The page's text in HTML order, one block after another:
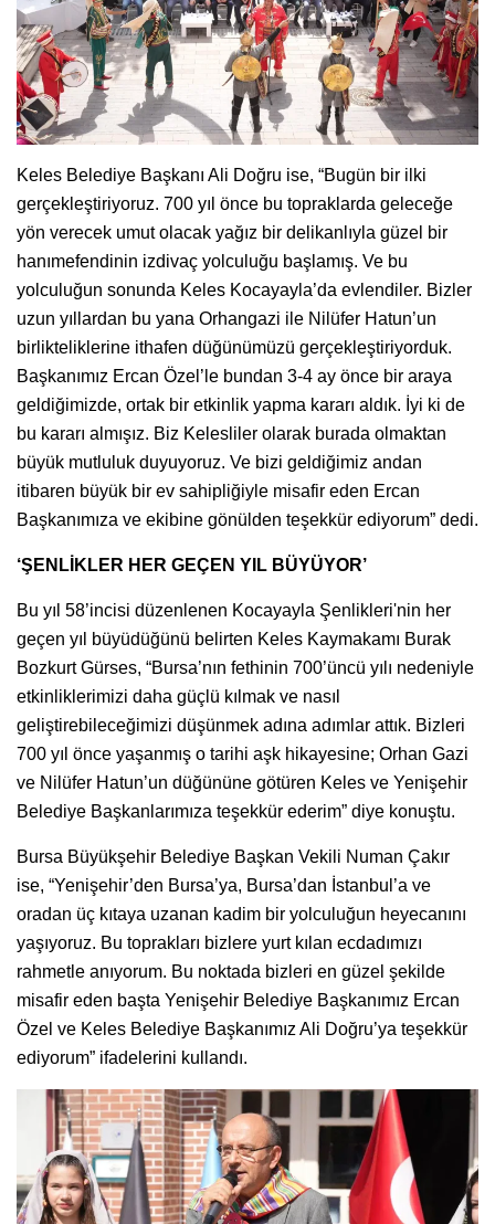
Keles Belediye Başkanı Ali Doğru ise, “Bugün bir ilki
gerçekleştiriyoruz. 700 yıl önce bu topraklarda geleceğe
yön verecek umut olacak yağız bir delikanlıyla güzel bir
hanımefendinin izdivaç yolculuğu başlamış. Ve bu
yolculuğun sonunda Keles Kocayayla’da evlendiler. Bizler
uzun yıllardan bu yana Orhangazi ile Nilüfer Hatun’un
birlikteliklerine ithafen düğünümüzü gerçekleştiriyorduk.
Başkanımız Ercan Özel’le bundan 3-4 ay önce bir araya
geldiğimizde, ortak bir etkinlik yapma kararı aldık. İyi ki de
bu kararı almışız. Biz Kelesliler olarak burada olmaktan
büyük mutluluk duyuyoruz. Ve bizi geldiğimiz andan
itibaren büyük bir ev sahipliğiyle misafir eden Ercan
Başkanımıza ve ekibine gönülden teşekkür ediyorum” dedi.
‘ŞENLİKLER HER GEÇEN YIL BÜYÜYOR’
Bu yıl 58’incisi düzenlenen Kocayayla Şenlikleri'nin her
geçen yıl büyüdüğünü belirten Keles Kaymakamı Burak
Bozkurt Gürses, “Bursa’nın fethinin 700’üncü yılı nedeniyle
etkinliklerimizi daha güçlü kılmak ve nasıl
geliştirebileceğimizi düşünmek adına adımlar attık. Bizleri
700 yıl önce yaşanmış o tarihi aşk hikayesine; Orhan Gazi
ve Nilüfer Hatun’un düğününe götüren Keles ve Yenişehir
Belediye Başkanlarımıza teşekkür ederim” diye konuştu.
Bursa Büyükşehir Belediye Başkan Vekili Numan Çakır
ise, “Yenişehir’den Bursa’ya, Bursa’dan İstanbul’a ve
oradan üç kıtaya uzanan kadim bir yolculuğun heyecanını
yaşıyoruz. Bu toprakları bizlere yurt kılan ecdadımızı
rahmetle anıyorum. Bu noktada bizleri en güzel şekilde
misafir eden başta Yenişehir Belediye Başkanımız Ercan
Özel ve Keles Belediye Başkanımız Ali Doğru’ya teşekkür
ediyorum” ifadelerini kullandı.